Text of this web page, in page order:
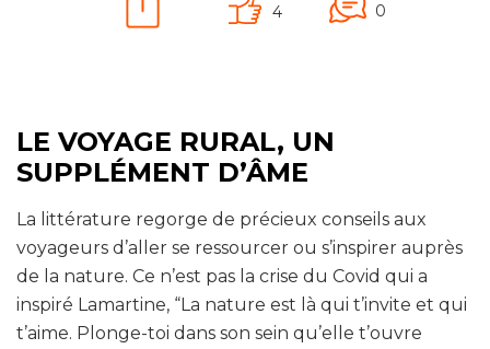
4 0
LE VOYAGE RURAL, UN
SUPPLÉMENT D’ÂME
La littérature regorge de précieux conseils aux
voyageurs d’aller se ressourcer ou s’inspirer auprès
de la nature. Ce n’est pas la crise du Covid qui a
inspiré Lamartine, “La nature est là qui t’invite et qui
t’aime. Plonge-toi dans son sein qu’elle t’ouvre